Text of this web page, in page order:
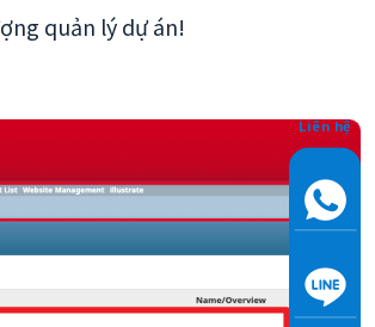
quản lý dự án!
Liên hệ